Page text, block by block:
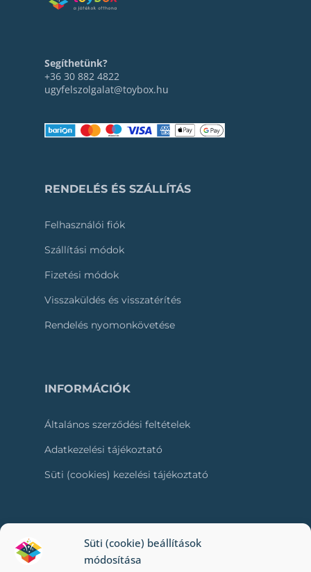
Süti (cookie) beállítások
módosítása
Segíthetünk?
+36 30 882 4822
ugyfelszolgalat@toybox.hu
RENDELÉS ÉS SZÁLLÍTÁS
Felhasználói fiók
Szállítási módok
Fizetési módok
Visszaküldés és visszatérítés
Rendelés nyomonkövetése
INFORMÁCIÓK
Általános szerződési feltételek
Adatkezelési tájékoztató
Süti (cookies) kezelési tájékoztató
RÓLUNK